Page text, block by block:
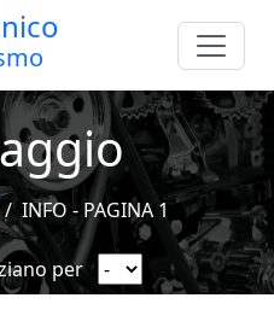
INFO - PAGINA 1
per